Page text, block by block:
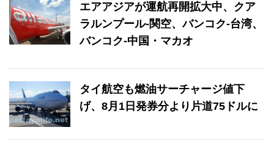
エアアジアが運航再開拡大中、クア
ラルンプール-関空、バンコク-台湾、
バンコク-中国・マカオ
タイ航空も燃油サーチャージ値下
げ、8月1日発券分より片道75ドルに